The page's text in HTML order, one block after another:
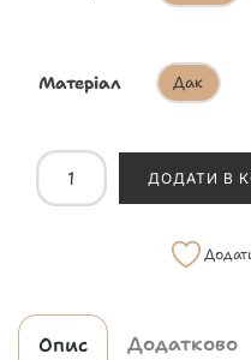
Матеріал Дак
ДОДАТИ В
Опис Додатково